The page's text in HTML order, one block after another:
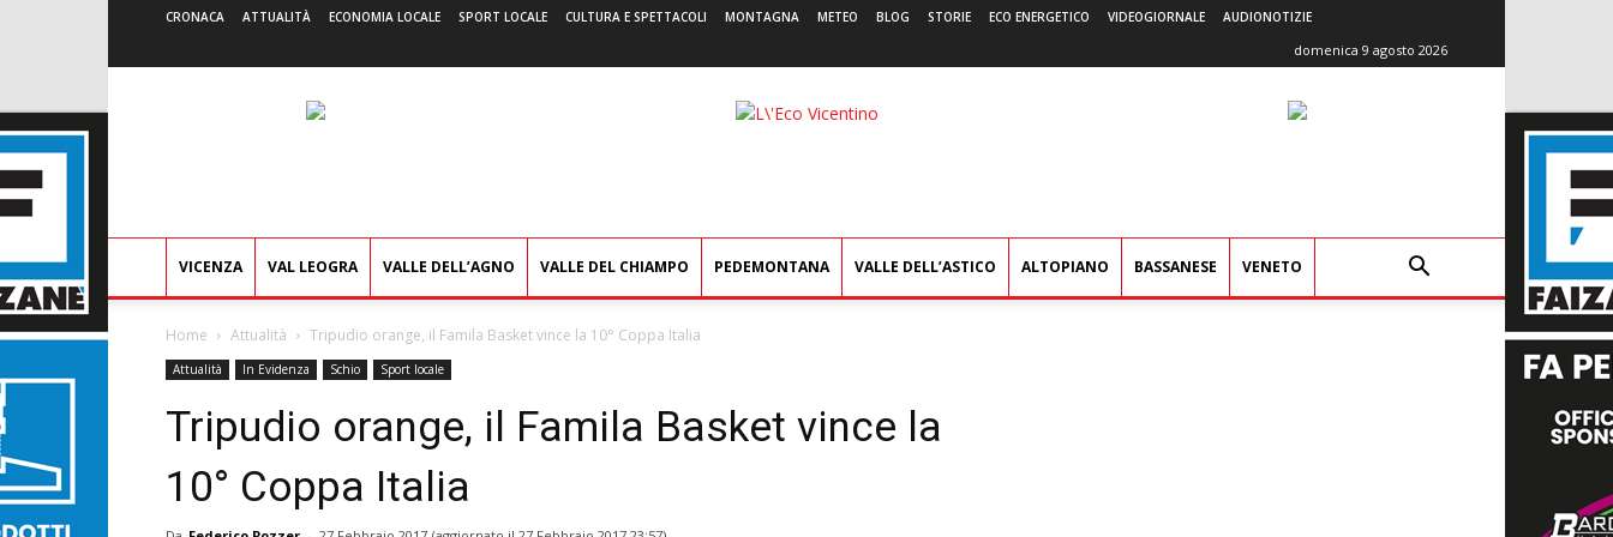
CRONACA ATTUALITÀ ECONOMIA LOCALE SPORT LOCALE CULTURA E SPETTACOLI MONTAGNA METEO BLOG STORIE ECO ENERGETICO VIDEOGIORNALE AUDIONOTIZIE
domenica 9 agosto 2026
L'Eco
VICENZA VAL LEOGRA VALLE DELL’AGNO VALLE DEL CHIAMPO PEDEMONTANA VALLE DELL’ASTICO ALTOPIANO BASSANESE VENETO
Home Attualità Tripudio orange, il Famila Basket vince la 10° Coppa Italia
Attualità In Evidenza Schio Sport locale
Tripudio orange, il Famila Basket vince la
10° Coppa Italia